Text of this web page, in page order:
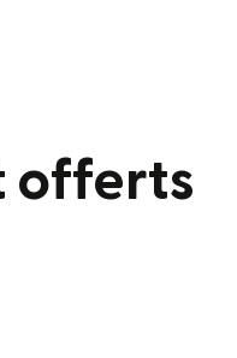
offerts